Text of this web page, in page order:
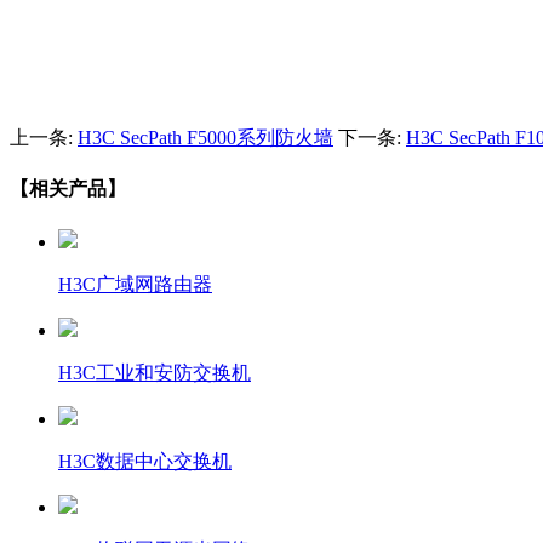
上一条: H3C SecPath F5000系列防火墙 下一条: H3C SecPath
【相关产品】
H3C广域网路由器
H3C工业和安防交换机
H3C数据中心交换机